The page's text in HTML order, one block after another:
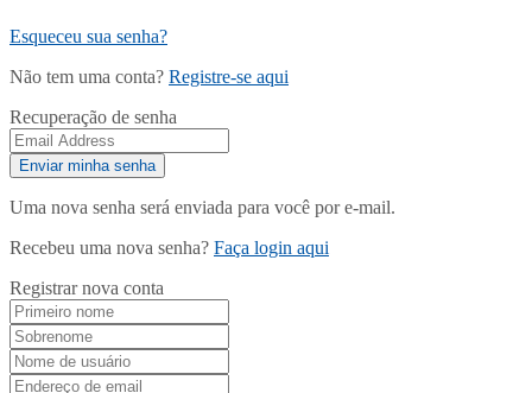
Esqueceu sua senha?
Não tem uma conta? Registre-se aqui
Recuperação de senha
Uma nova senha será enviada para você por e-mail.
Recebeu uma nova senha? Faça login aqui
Registrar nova conta